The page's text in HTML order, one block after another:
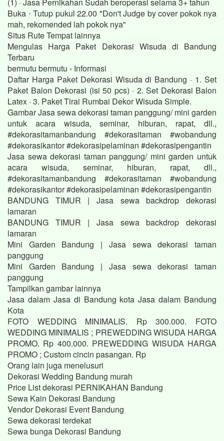
Buka ⋅ Tutup pukul 22.00 "Don't Judge by cover pokok nya
mah, rekomended lah pokok nya"
Situs Rute Tempat lainnya
Mengulas Harga Paket Dekorasi Wisuda di Bandung
Terbaru
bermutu bermutu › Informasi
Daftar Harga Paket Dekorasi Wisuda di Bandung · 1. Set
Paket Balon Dekorasi (isi 50 pcs) · 2. Set Dekorasi Balon
Latex · 3. Paket Tirai Rumbai Dekor Wisuda Simple.
Gambar Jasa sewa dekorasi taman panggung/ mini garden
untuk acara wisuda, seminar, hiburan, rapat, dll.,
#dekorasitamanbandung #dekorasitaman #wobandung
#dekorasikantor #dekorasipelaminan #dekorasipengantin
Jasa sewa dekorasi taman panggung/ mini garden untuk
acara wisuda, seminar, hiburan, rapat, dll.,
#dekorasitamanbandung #dekorasitaman #wobandung
#dekorasikantor #dekorasipelaminan #dekorasipengantin
BANDUNG TIMUR | Jasa sewa backdrop dekorasi
lamaran
BANDUNG TIMUR | Jasa sewa backdrop dekorasi
lamaran
Mini Garden Bandung | Jasa sewa dekorasi taman
panggung
Mini Garden Bandung | Jasa sewa dekorasi taman
panggung
Tampilkan gambar lainnya
Jasa dalam Jasa di Bandung kota Jasa dalam Bandung
Kota
FOTO WEDDING MINIMALIS. Rp 300.000. FOTO
WEDDING MINIMALIS ; PREWEDDING WISUDA HARGA
PROMO. Rp 400.000. PREWEDDING WISUDA HARGA
PROMO ; Custom cincin pasangan. Rp
Orang lain juga menelusuri
Dekorasi Wedding Bandung murah
Price List dekorasi PERNIKAHAN Bandung
Sewa Kain Dekorasi Bandung
Vendor Dekorasi Event Bandung
Sewa dekorasi terdekat
Sewa bunga Dekorasi Bandung